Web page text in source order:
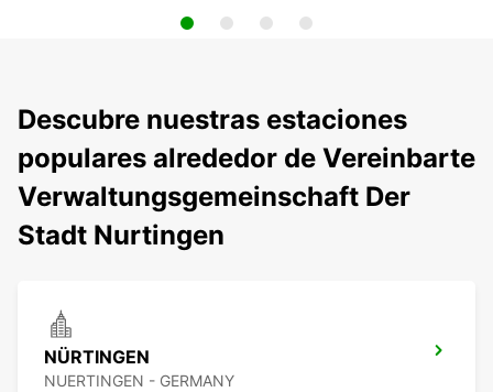
Descubre nuestras estaciones
populares alrededor de Vereinbarte
Verwaltungsgemeinschaft Der
Stadt Nurtingen
NÜRTINGEN
NUERTINGEN - GERMANY